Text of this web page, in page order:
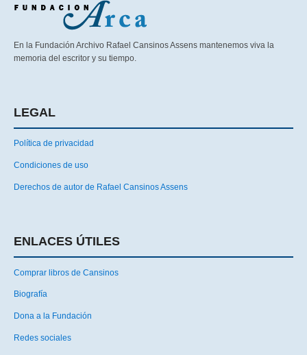
En la Fundación Archivo Rafael Cansinos Assens mantenemos viva la
memoria del escritor y su tiempo.
LEGAL
Política de privacidad
Condiciones de uso
Derechos de autor de Rafael Cansinos Assens
ENLACES ÚTILES
Comprar libros de Cansinos
Biografía
Dona a la Fundación
Redes sociales